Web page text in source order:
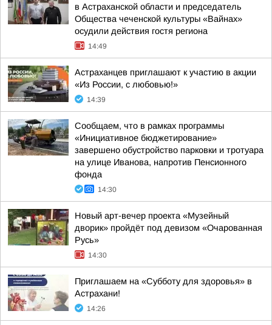
в Астраханской области и председатель
Общества чеченской культуры «Вайнах»
осудили действия гостя региона
14:49
Астраханцев приглашают к участию в акции
«Из России, с любовью!»
14:39
Сообщаем, что в рамках программы
«Инициативное бюджетирование»
завершено обустройство парковки и тротуара
на улице Иванова, напротив Пенсионного
фонда
14:30
Новый арт-вечер проекта «Музейный
дворик» пройдёт под девизом «Очарованная
Русь»
14:30
Приглашаем на «Субботу для здоровья» в
Астрахани!
14:26